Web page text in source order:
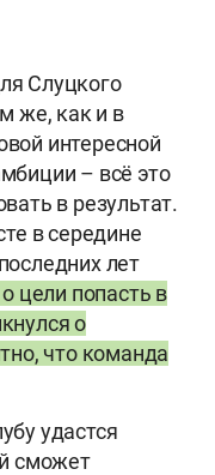
Слуцкого
же, как и в
интересной
– всё это
в результат.
в середине
лет
цели попасть в
о
что команда
удастся
сможет